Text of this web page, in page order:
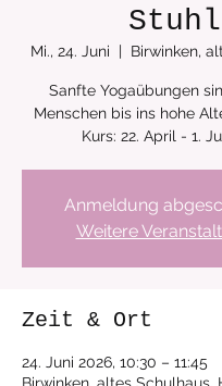
Stuhl
Mi., 24. Juni
  |
Birwinken,
Sanfte Yogaübungen
Menschen bis ins hohe
Anmeldung
Weitere
Zeit & Ort
24. Juni 2026, 10:30 – 11:45